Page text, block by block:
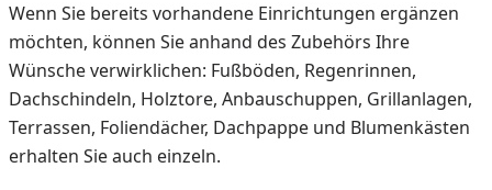
Wenn Sie bereits vorhandene Einrichtungen ergänzen
möchten, können Sie anhand des Zubehörs Ihre
Wünsche verwirklichen: Fußböden, Regenrinnen,
Dachschindeln, Holztore, Anbauschuppen, Grillanlagen,
Terrassen, Foliendächer, Dachpappe und Blumenkästen
erhalten Sie auch einzeln.